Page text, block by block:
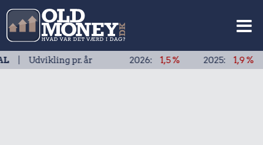
pr. år2026: 1,5 % 2025: 1,9 % 2024: